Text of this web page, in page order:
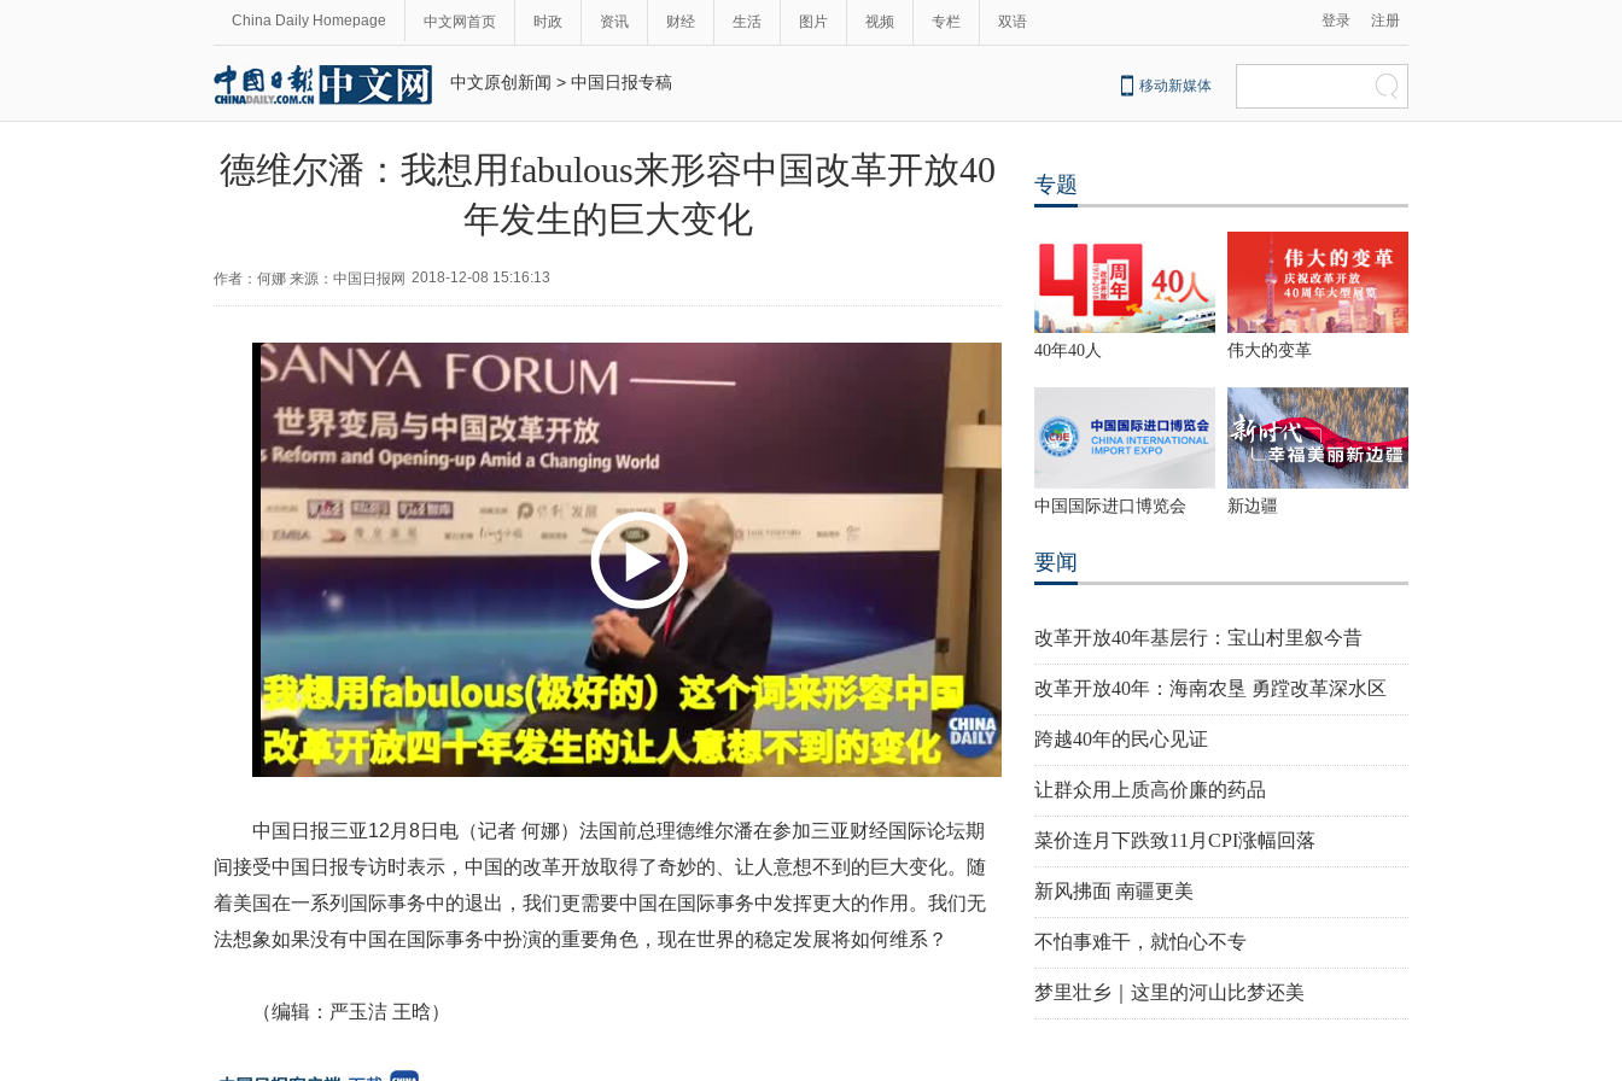
China Daily Homepage 中文网首页 时政 资讯 财经 生活 图片 视频 专栏 双语 登录 注册
中文原创新闻 > 中国日报专稿 移动新媒体
德维尔潘：我想用fabulous来形容中国改革开放40
年发生的巨大变化
作者：何娜 来源：中国日报网 2018-12-08 15:16:13
中国日报三亚12月8日电（记者 何娜）法国前总理德维尔潘在参加三亚财经国际论坛期
间接受中国日报专访时表示，中国的改革开放取得了奇妙的、让人意想不到的巨大变化。随
着美国在一系列国际事务中的退出，我们更需要中国在国际事务中发挥更大的作用。我们无
法想象如果没有中国在国际事务中扮演的重要角色，现在世界的稳定发展将如何维系？
（编辑：严玉洁 王晗）
专题
40年40人 伟大的变革
中国国际进口博览会 新边疆
要闻
改革开放40年基层行：宝山村里叙今昔
改革开放40年：海南农垦 勇蹚改革深水区
跨越40年的民心见证
让群众用上质高价廉的药品
菜价连月下跌致11月CPI涨幅回落
新风拂面 南疆更美
不怕事难干，就怕心不专
梦里壮乡｜这里的河山比梦还美